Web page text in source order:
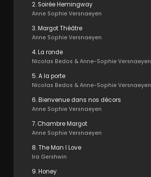
2. Soirée Hemingway
Anne Sophie Versnaeyen
3. Margot Théâtre
Anne Sophie Versnaeyen
4. La ronde
Nicolas Bedos & Anne-Sophie Versnaeyen
5. A la porte
Nicolas Bedos & Anne-Sophie Versnaeyen
6. Bienvenue dans nos décors
Anne Sophie Versnaeyen
7. Chambre Margot
Anne Sophie Versnaeyen
8. The Man I Love
Ira Gershwin
9. Honey